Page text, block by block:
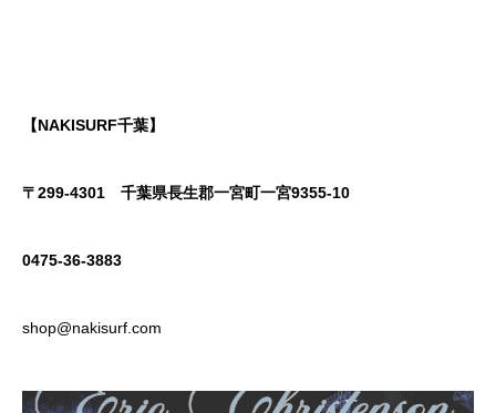
【NAKISURF千葉】
〒299-4301 千葉県長生郡一宮町一宮9355-10
0475-36-3883
shop@nakisurf.com